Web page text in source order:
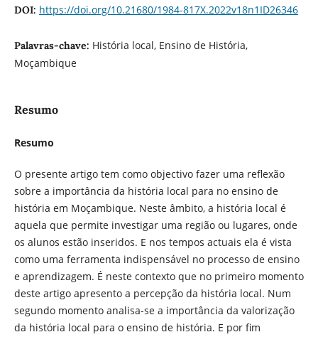
DOI: https://doi.org/10.21680/1984-817X.2022v18n1ID26346
Palavras-chave: História local, Ensino de História,
Moçambique
Resumo
Resumo
O presente artigo tem como objectivo fazer uma reflexão
sobre a importância da história local para no ensino de
história em Moçambique. Neste âmbito, a história local é
aquela que permite investigar uma região ou lugares, onde
os alunos estão inseridos. E nos tempos actuais ela é vista
como uma ferramenta indispensável no processo de ensino
e aprendizagem. É neste contexto que no primeiro momento
deste artigo apresento a percepção da história local. Num
segundo momento analisa-se a importância da valorização
da história local para o ensino de história. E por fim